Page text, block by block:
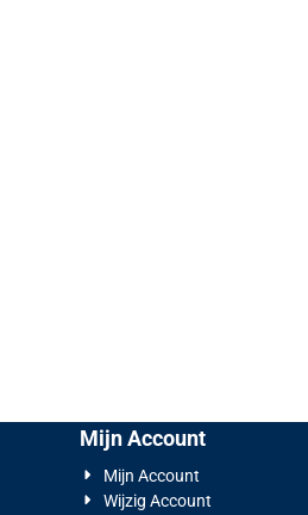
Mijn Account
Mijn Account
Wijzig Account